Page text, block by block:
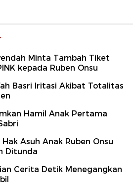
Minta Tambah Tiket
kepada Ruben Onsu
Basri Iritasi Akibat Totalitas
Hamil Anak Pertama
Asuh Anak Ruben Onsu
Ditunda
Cerita Detik Menegangkan